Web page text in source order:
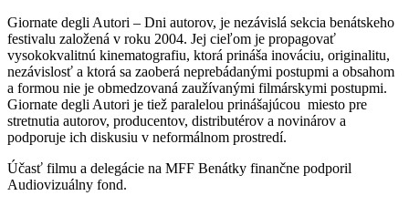
Giornate degli Autori – Dni autorov, je nezávislá sekcia benátskeho
festivalu založená v roku 2004. Jej cieľom je propagovať
vysokokvalitnú kinematografiu, ktorá prináša inováciu, originalitu,
nezávislosť a ktorá sa zaoberá neprebádanými postupmi a obsahom
a formou nie je obmedzovaná zaužívanými filmárskymi postupmi.
Giornate degli Autori je tiež paralelou prinášajúcou miesto pre
stretnutia autorov, producentov, distributérov a novinárov a
podporuje ich diskusiu v neformálnom prostredí.
Účasť filmu a delegácie na MFF Benátky finančne podporil
Audiovizuálny fond.